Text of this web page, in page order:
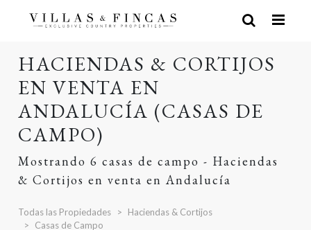
HACIENDAS & CORTIJOS
EN VENTA EN
ANDALUCÍA (CASAS DE
CAMPO)
Mostrando 6 casas de campo - Haciendas
& Cortijos en venta en Andalucía
Todas las Propiedades
Haciendas & Cortijos
Casas de Campo